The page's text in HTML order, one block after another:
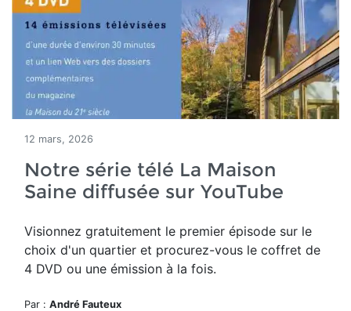
12 mars, 2026
Notre série télé La Maison
Saine diffusée sur YouTube
Visionnez gratuitement le premier épisode sur le
choix d'un quartier et procurez-vous le coffret de
4 DVD ou une émission à la fois.
Par : André Fauteux